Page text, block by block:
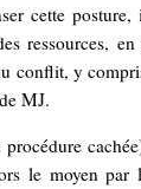
cette
ressources,
conflit, y
MJ.
procédure
le moyen